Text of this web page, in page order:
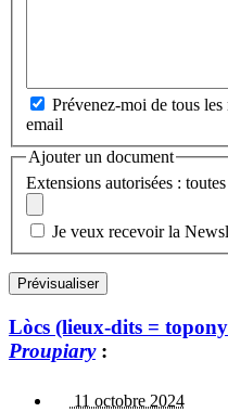
Prévenez-moi de tous
email
Ajouter un document
Extensions autorisées : toutes
Je veux recevoir la
Lòcs (lieux-dits =
Proupiary:
11 octobre 2024